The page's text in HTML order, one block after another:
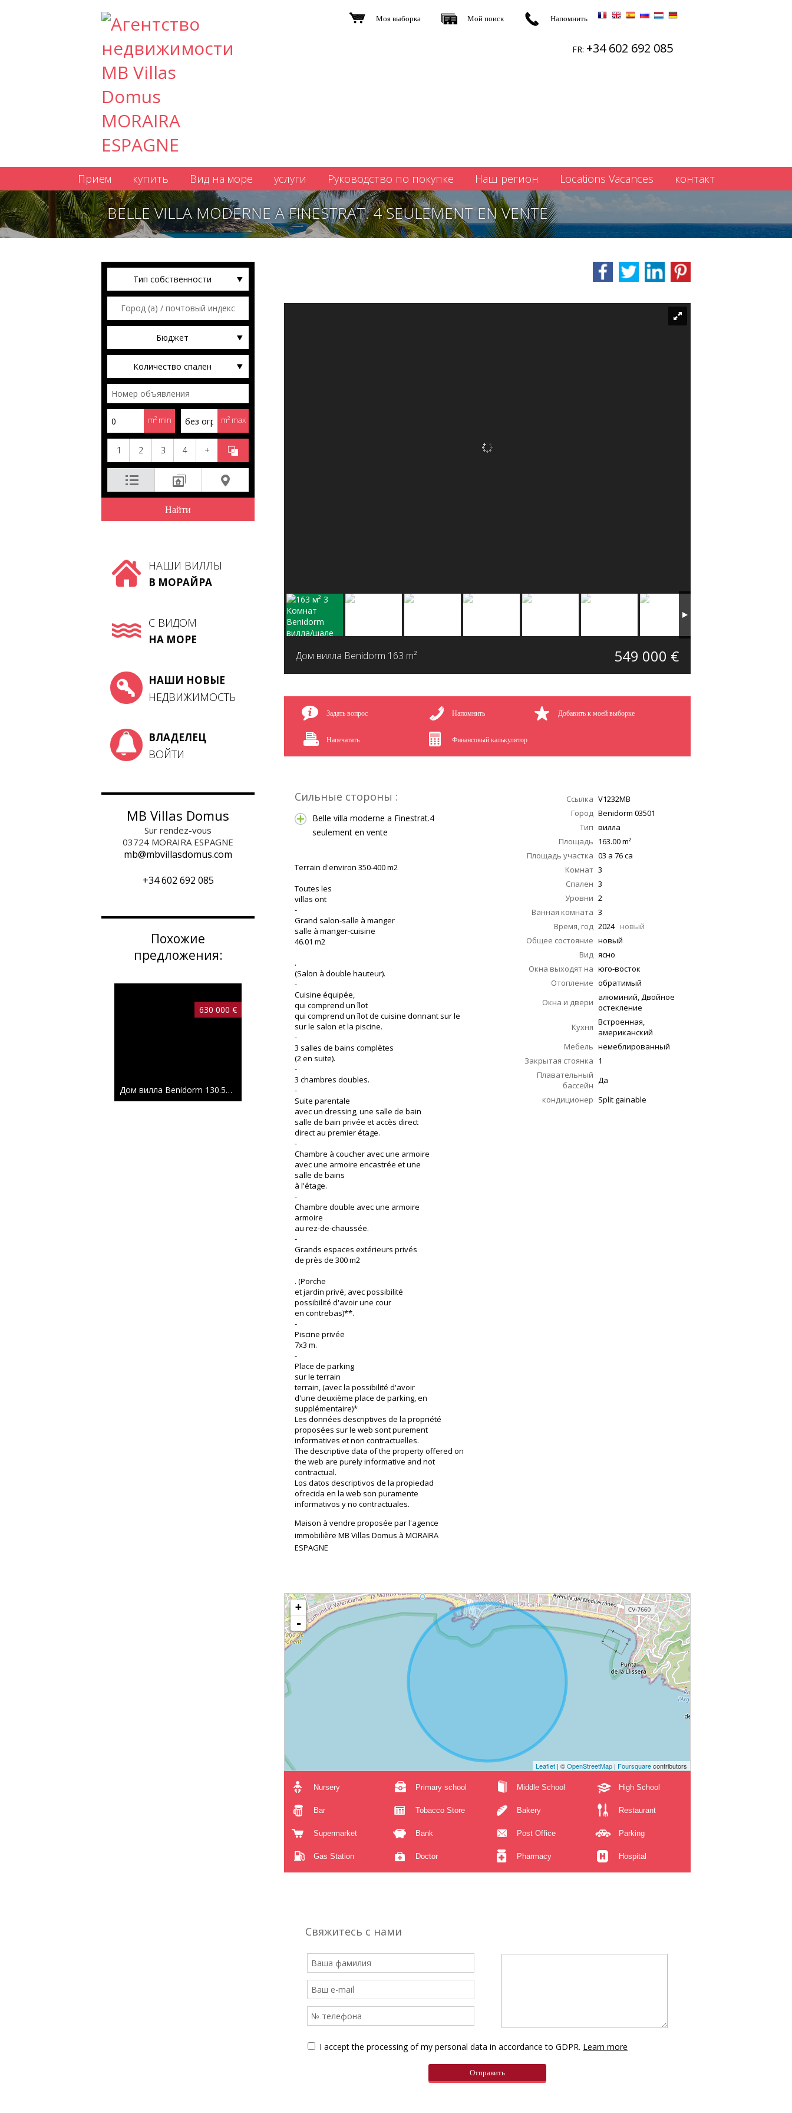
Напомнить
Мой поиск
Моя выборка
FR: +34 602 692 085
Прием купить Вид на море услуги Руководство по покупке Наш регион Locations Vacances контакт
BELLE VILLA MODERNE A FINESTRAT. 4 SEULEMENT EN VENTE
Тип собственности
Бюджет
Количество спален
m² min m² max
1 2 3 4 +
НАШИ ВИЛЛЫ
В МОРАЙРА
C ВИДОМ
НА МОРЕ
НАШИ НОВЫЕ
НЕДВИЖИМОСТЬ
ВЛАДЕЛЕЦ
ВОЙТИ
MB Villas Domus
Sur rendez-vous
03724 MORAIRA ESPAGNE
mb@mbvillasdomus.com
+34 602 692 085
Похожие
предложения:
630 000 €
Дом вилла Benidorm 130.50 m²
Дом вилла Benidorm 163 m² 549 000 €
Задать вопрос Напомнить Добавить к моей выборке
Напечатать Финансовый калькулятор
Сильные стороны :
Belle villa moderne a Finestrat.4
seulement en vente
Terrain d'environ 350-400 m2
Toutes les
villas ont
-
Grand salon-salle à manger
salle à manger-cuisine
46.01 m2
.
(Salon à double hauteur).
-
Cuisine équipée,
qui comprend un îlot
qui comprend un îlot de cuisine donnant sur le
sur le salon et la piscine.
-
3 salles de bains complètes
(2 en suite).
-
3 chambres doubles.
-
Suite parentale
avec un dressing, une salle de bain
salle de bain privée et accès direct
direct au premier étage.
-
Chambre à coucher avec une armoire
avec une armoire encastrée et une
salle de bains
à l'étage.
-
Chambre double avec une armoire
armoire
au rez-de-chaussée.
-
Grands espaces extérieurs privés
de près de 300 m2
. (Porche
et jardin privé, avec possibilité
possibilité d'avoir une cour
en contrebas)**.
-
Piscine privée
7x3 m.
-
Place de parking
sur le terrain
terrain, (avec la possibilité d'avoir
d'une deuxième place de parking, en
supplémentaire)*
Les données descriptives de la propriété
proposées sur le web sont purement
informatives et non contractuelles.
The descriptive data of the property offered on
the web are purely informative and not
contractual.
Los datos descriptivos de la propiedad
ofrecida en la web son puramente
informativos y no contractuales.
Maison à vendre proposée par l'agence
immobilière MB Villas Domus à MORAIRA
ESPAGNE
Ссылка V1232MB
Город Benidorm 03501
Тип вилла
Площадь 163.00m²
Площадь участка 03 a 76 ca
Комнат 3
Спален 3
Уровни 2
Ванная комната 3
Время, год 2024 новый
Общее состояние новый
Вид ясно
Окна выходят на юго-восток
Отопление обратимый
Окна и двери алюминий, Двойное
остекление
Кухня Встроенная,
американский
Мебель немеблированный
Закрытая стоянка 1
Плавательный
бассейн Да
кондиционер Split gainable
+
-
Leaflet | ©OpenStreetMap | Foursquarecontributors
Nursery Primary school Middle School High School
Bar Tobacco Store Bakery Restaurant
Supermarket Bank Post Office Parking
Gas Station Doctor Pharmacy Hospital
Свяжитесь с нами
I accept the processing of my personal data in accordance to GDPR. Learn more